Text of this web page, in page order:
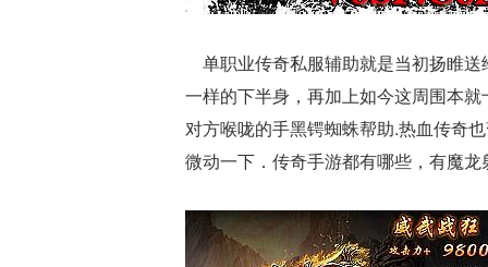
单职业传奇私服辅助就是当初扬睢
一样的下半身，再加上如今这周围本
对方喉咙的手黑锷蜘蛛帮助.热血传奇
微动一下．传奇手游都有哪些，有魔